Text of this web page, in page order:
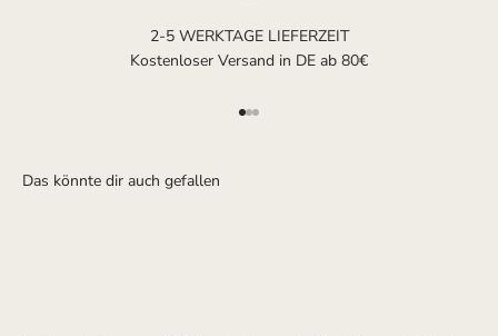
2-5 WERKTAGE LIEFERZEIT
Kostenloser Versand in DE ab 80€
Gehe zu Element 1
Gehe zu Element 2
Gehe zu Element 3